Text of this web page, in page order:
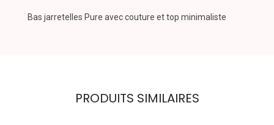
Bas jarretelles Pure avec couture et top minimaliste
PRODUITS SIMILAIRES